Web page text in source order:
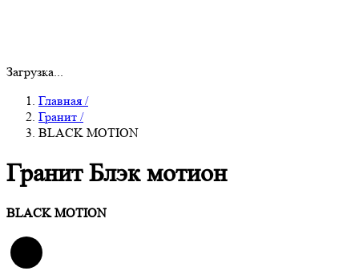
Загрузка...
Главная /
Гранит /
BLACK MOTION
Гранит Блэк мотион
BLACK MOTION